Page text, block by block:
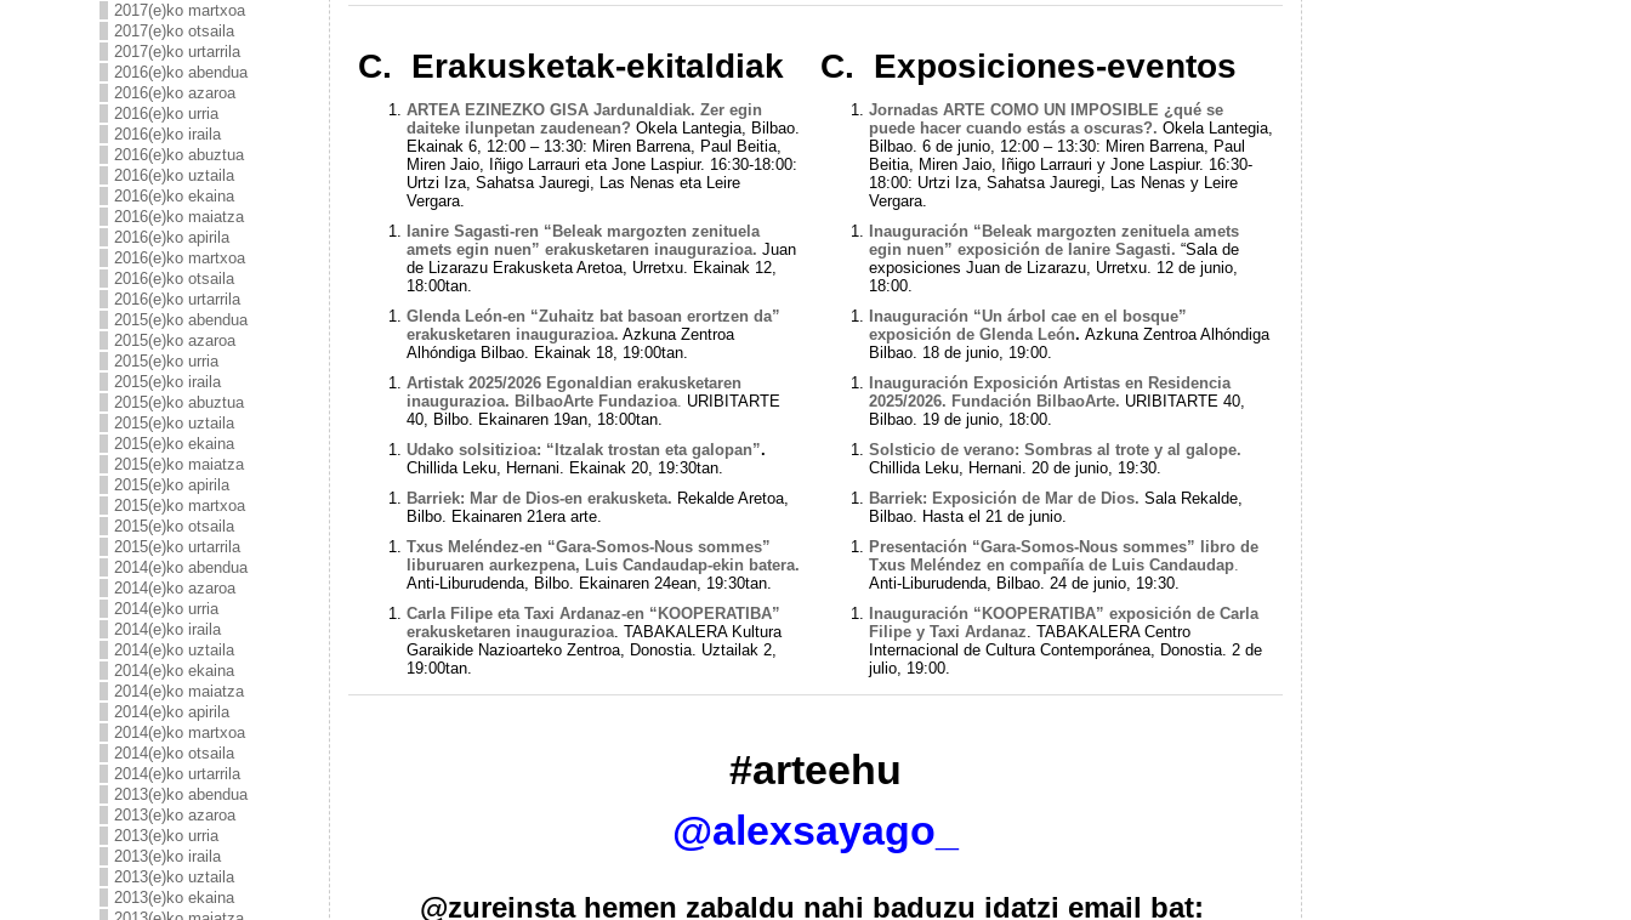
2017(e)ko martxoa
2017(e)ko otsaila
2017(e)ko urtarrila
2016(e)ko abendua
2016(e)ko azaroa
2016(e)ko urria
2016(e)ko iraila
2016(e)ko abuztua
2016(e)ko uztaila
2016(e)ko ekaina
2016(e)ko maiatza
2016(e)ko apirila
2016(e)ko martxoa
2016(e)ko otsaila
2016(e)ko urtarrila
2015(e)ko abendua
2015(e)ko azaroa
2015(e)ko urria
2015(e)ko iraila
2015(e)ko abuztua
2015(e)ko uztaila
2015(e)ko ekaina
2015(e)ko maiatza
2015(e)ko apirila
2015(e)ko martxoa
2015(e)ko otsaila
2015(e)ko urtarrila
2014(e)ko abendua
2014(e)ko azaroa
2014(e)ko urria
2014(e)ko iraila
2014(e)ko uztaila
2014(e)ko ekaina
2014(e)ko maiatza
2014(e)ko apirila
2014(e)ko martxoa
2014(e)ko otsaila
2014(e)ko urtarrila
2013(e)ko abendua
2013(e)ko azaroa
2013(e)ko urria
2013(e)ko iraila
2013(e)ko uztaila
2013(e)ko ekaina
C. Erakusketak-ekitaldiak
ARTEA EZINEZKO GISA Jardunaldiak. Zer egin
daiteke ilunpetan zaudenean? Okela Lantegia, Bilbao.
Ekainak 6, 12:00 – 13:30: Miren Barrena, Paul Beitia,
Miren Jaio, Iñigo Larrauri eta Jone Laspiur. 16:30-18:00:
Urtzi Iza, Sahatsa Jauregi, Las Nenas eta Leire
Vergara.
Ianire Sagasti-ren “Beleak margozten zenituela
amets egin nuen” erakusketaren inaugurazioa. Juan
de Lizarazu Erakusketa Aretoa, Urretxu. Ekainak 12,
18:00tan.
Glenda León-en “Zuhaitz bat basoan erortzen da”
erakusketaren inaugurazioa. Azkuna Zentroa
Alhóndiga Bilbao. Ekainak 18, 19:00tan.
Artistak 2025/2026 Egonaldian erakusketaren
inaugurazioa. BilbaoArte Fundazioa. URIBITARTE
40, Bilbo. Ekainaren 19an, 18:00tan.
Udako solsitizioa: “Itzalak trostan eta galopan”.
Chillida Leku, Hernani. Ekainak 20, 19:30tan.
Barriek: Mar de Dios-en erakusketa. Rekalde Aretoa,
Bilbo. Ekainaren 21era arte.
Txus Meléndez-en “Gara-Somos-Nous sommes”
liburuaren aurkezpena, Luis Candaudap-ekin batera.
Anti-Liburudenda, Bilbo. Ekainaren 24ean, 19:30tan.
Carla Filipe eta Taxi Ardanaz-en “KOOPERATIBA”
erakusketaren inaugurazioa. TABAKALERA Kultura
Garaikide Nazioarteko Zentroa, Donostia. Uztailak 2,
19:00tan.
C. Exposiciones-eventos
Jornadas ARTE COMO UN IMPOSIBLE ¿qué se
puede hacer cuando estás a oscuras?. Okela Lantegia,
Bilbao. 6 de junio, 12:00 – 13:30: Miren Barrena, Paul
Beitia, Miren Jaio, Iñigo Larrauri y Jone Laspiur. 16:30-
18:00: Urtzi Iza, Sahatsa Jauregi, Las Nenas y Leire
Vergara.
Inauguración “Beleak margozten zenituela amets
egin nuen” exposición de Ianire Sagasti. “Sala de
exposiciones Juan de Lizarazu, Urretxu. 12 de junio,
18:00.
Inauguración “Un árbol cae en el bosque”
exposición de Glenda León. Azkuna Zentroa Alhóndiga
Bilbao. 18 de junio, 19:00.
Inauguración Exposición Artistas en Residencia
2025/2026. Fundación BilbaoArte. URIBITARTE 40,
Bilbao. 19 de junio, 18:00.
Solsticio de verano: Sombras al trote y al galope.
Chillida Leku, Hernani. 20 de junio, 19:30.
Barriek: Exposición de Mar de Dios. Sala Rekalde,
Bilbao. Hasta el 21 de junio.
Presentación “Gara-Somos-Nous sommes” libro de
Txus Meléndez en compañía de Luis Candaudap.
Anti-Liburudenda, Bilbao. 24 de junio, 19:30.
Inauguración “KOOPERATIBA” exposición de Carla
Filipe y Taxi Ardanaz. TABAKALERA Centro
Internacional de Cultura Contemporánea, Donostia. 2 de
julio, 19:00.
#arteehu
@alexsayago_
@zureinsta hemen zabaldu nahi baduzu idatzi email bat: